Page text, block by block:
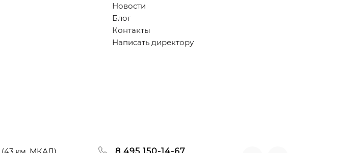
Новости
Блог
Контакты
Написать директору